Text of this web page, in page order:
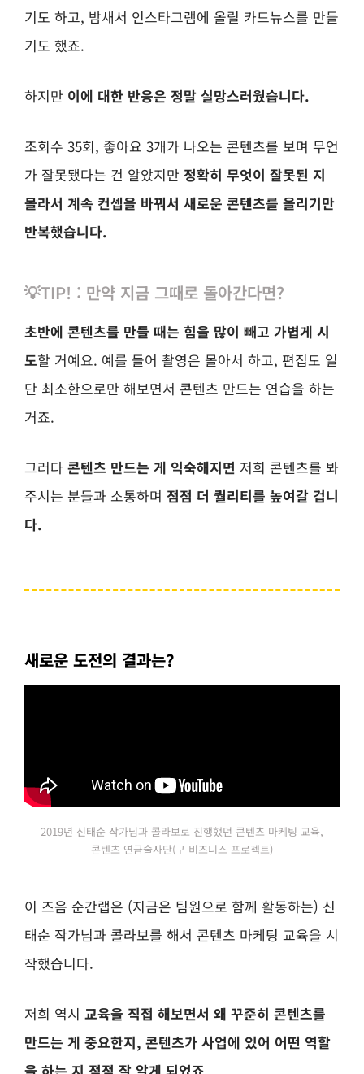
기도 하고, 밤새서 인스타그램에 올릴 카드뉴스를 만들
기도 했죠.
하지만 이에 대한 반응은 정말 실망스러웠습니다.
조회수 35회, 좋아요 3개가 나오는 콘텐츠를 보며 무언
가 잘못됐다는 건 알았지만 정확히 무엇이 잘못된 지
몰라서 계속 컨셉을 바꿔서 새로운 콘텐츠를 올리기만
반복했습니다.
💡TIP! : 만약 지금 그때로 돌아간다면?
초반에 콘텐츠를 만들 때는 힘을 많이 빼고 가볍게 시
도할 거예요. 예를 들어 촬영은 몰아서 하고, 편집도 일
단 최소한으로만 해보면서 콘텐츠 만드는 연습을 하는
거죠.
그러다 콘텐츠 만드는 게 익숙해지면 저희 콘텐츠를 봐
주시는 분들과 소통하며 점점 더 퀄리티를 높여갈 겁니
다.
새로운 도전의 결과는?
2019년 신태순 작가님과 콜라보로 진행했던 콘텐츠 마케팅 교육,
콘텐츠 연금술사단(구 비즈니스 프로젝트)
이 즈음 순간랩은 (지금은 팀원으로 함께 활동하는) 신
태순 작가님과 콜라보를 해서 콘텐츠 마케팅 교육을 시
작했습니다.
저희 역시 교육을 직접 해보면서 왜 꾸준히 콘텐츠를
만드는 게 중요한지, 콘텐츠가 사업에 있어 어떤 역할